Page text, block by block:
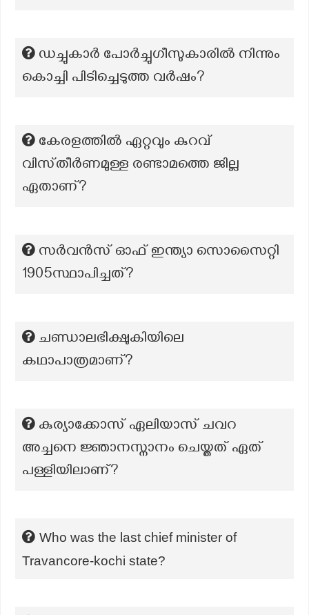
ഡച്ചുകാർ പോർച്ചുഗീസുകാരിൽ നിന്നും
കൊച്ചി പിടിച്ചെടുത്ത വർഷം?
കേരളത്തിൽ ഏറ്റവും കുറവ്
വിസ്‌തീർണമുള്ള രണ്ടാമത്തെ ജില്ല
ഏതാണ്?
സർവൻസ് ഓഫ് ഇന്ത്യാ സൊസൈറ്റി
1905സ്ഥാപിച്ചത്?
ചണ്ഡാലഭിക്ഷുകിയിലെ
കഥാപാത്രമാണ്?
കുര്യാക്കോസ് ഏലിയാസ് ചവറ
അച്ചനെ ജ്ഞാനസ്നാനം ചെയ്തത് ഏത്
പള്ളിയിലാണ്?
Who was the last chief minister of
Travancore-kochi state?